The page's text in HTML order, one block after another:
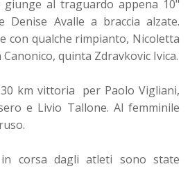
giunge al traguardo appena 10"
Denise Avalle a braccia alzate.
con qualche rimpianto, Nicoletta
quinta Zdravkovic Ivica.
km vittoria per Paolo Vigliani,
e Livio Tallone. Al femminile
corsa dagli atleti sono state